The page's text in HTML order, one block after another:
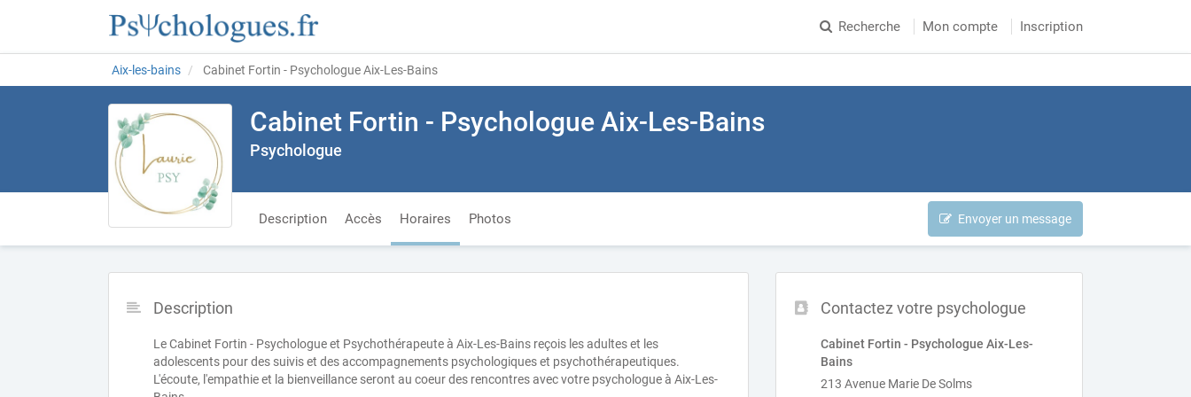
Recherche Mon compte Inscription
Aix-les-bains Cabinet Fortin - Psychologue Aix-Les-Bains
Cabinet Fortin - Psychologue Aix-Les-Bains
Psychologue
Description Accès Horaires Photos Envoyer un message
Contactez votre psychologue
Cabinet Fortin - Psychologue Aix-Les-
Bains
213 Avenue Marie De Solms
Description
Le Cabinet Fortin - Psychologue et Psychothérapeute à Aix-Les-Bains reçois les adultes et les
adolescents pour des suivis et des accompagnements psychologiques et psychothérapeutiques.
L'écoute, l'empathie et la bienveillance seront au coeur des rencontres avec votre psychologue à Aix-Les-